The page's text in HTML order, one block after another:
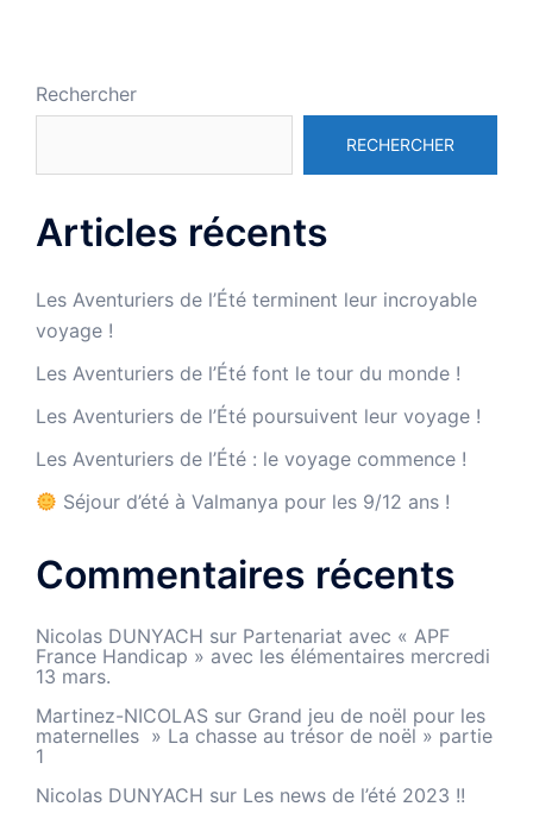
Rechercher
RECHERCHER
Articles récents
Les Aventuriers de l’Été terminent leur incroyable
voyage !
Les Aventuriers de l’Été font le tour du monde !
Les Aventuriers de l’Été poursuivent leur voyage !
Les Aventuriers de l’Été : le voyage commence !
Séjour d’été à Valmanya pour les 9/12 ans !
Commentaires récents
Nicolas DUNYACH sur Partenariat avec « APF
France Handicap » avec les élémentaires mercredi
13 mars.
Martinez-NICOLAS sur Grand jeu de noël pour les
maternelles » La chasse au trésor de noël » partie
1
Nicolas DUNYACH sur Les news de l’été 2023 !!